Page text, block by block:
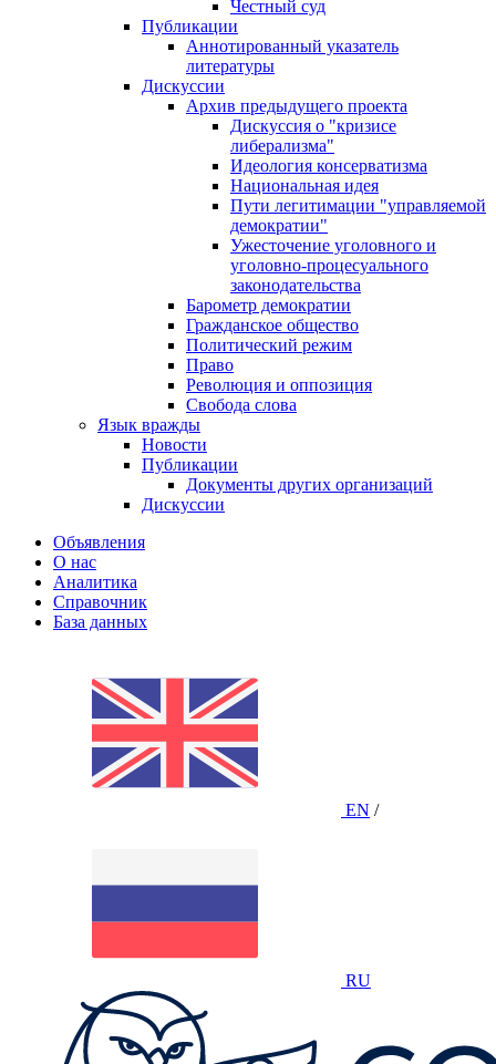
Честный суд
Публикации
Аннотированный указатель
литературы
Дискуссии
Архив предыдущего проекта
Дискуссия о "кризисе
либерализма"
Идеология консерватизма
Национальная идея
Пути легитимации "управляемой
демократии"
Ужесточение уголовного и
уголовно-процесуального
законодательства
Барометр демократии
Гражданское общество
Политический режим
Право
Революция и оппозиция
Свобода слова
Язык вражды
Новости
Публикации
Документы других организаций
Дискуссии
Объявления
О нас
Аналитика
Справочник
База данных
EN /
RU